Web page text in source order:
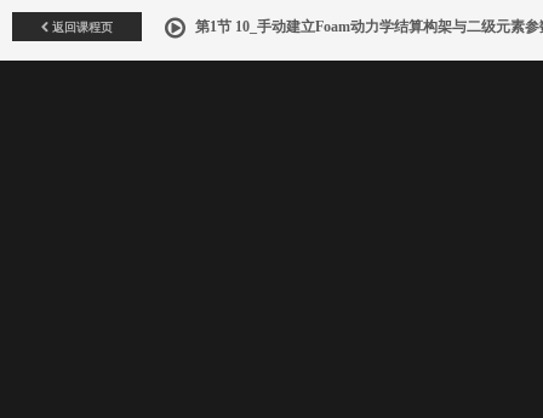
返回课程页 第1节 10_手动建立Foam动力学结算构架与二级元素